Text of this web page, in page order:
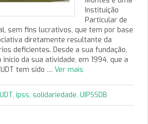
Instituição
Particular de
sem fins lucrativos, que tem por base
diretamente resultante da
deficientes. Desde a sua fundação,
início da sua atividade, em 1994, que a
tem sido … Ver mais
, ipss, solidariedade, UIPSSDB